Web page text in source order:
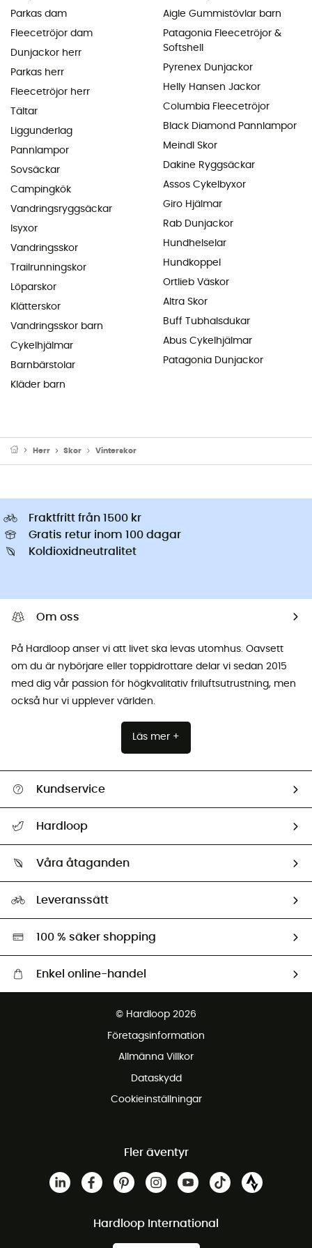
Parkas dam
Fleecetröjor dam
Dunjackor herr
Parkas herr
Fleecetröjor herr
Tältar
Liggunderlag
Pannlampor
Sovsäckar
Campingkök
Vandringsryggsäckar
Isyxor
Vandringsskor
Trailrunningskor
Löparskor
Klätterskor
Vandringsskor barn
Cykelhjälmar
Barnbärstolar
Kläder barn
Aigle Gummistövlar barn
Patagonia Fleecetröjor &
Softshell
Pyrenex Dunjackor
Helly Hansen Jackor
Columbia Fleecetröjor
Black Diamond Pannlampor
Meindl Skor
Dakine Ryggsäckar
Assos Cykelbyxor
Giro Hjälmar
Rab Dunjackor
Hundhelselar
Hundkoppel
Ortlieb Väskor
Altra Skor
Buff Tubhalsdukar
Abus Cykelhjälmar
Patagonia Dunjackor
Herr Skor Vinterskor
Fraktfritt från 1500 kr
Gratis retur inom 100 dagar
Koldioxidneutralitet
Om oss
På Hardloop anser vi att livet ska levas utomhus. Oavsett
om du är nybörjare eller toppidrottare delar vi sedan 2015
med dig vår passion för högkvalitativ friluftsutrustning, men
också hur vi upplever världen.
Läs mer +
Kundservice
Retur & återbetalning
Hardloop
Ambassadörer
Våra åtaganden
Miljöanpassat urval
Leveranssätt
100 % säker shopping
Enkel online-handel
Gratis retur inom 100 dagar
© Hardloop 2026
Företagsinformation
Allmänna Villkor
Dataskydd
Cookieinställningar
Fler äventyr
Hardloop International